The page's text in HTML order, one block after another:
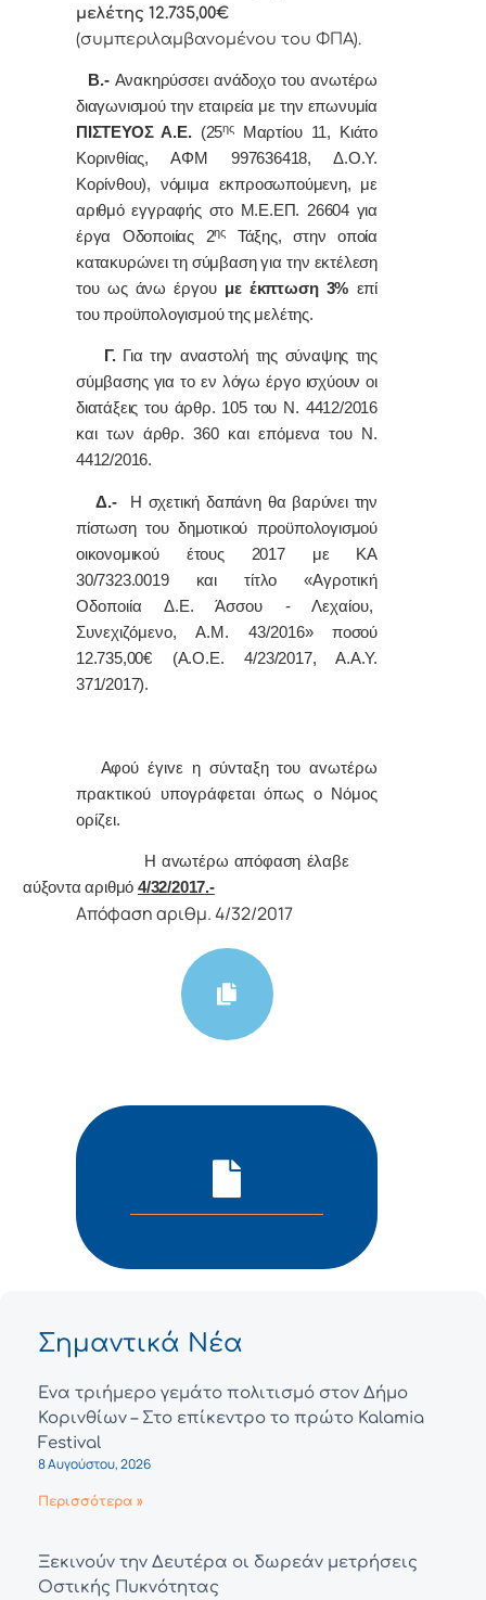
μελέτης 12.735,00€
(συμπεριλαμβανομένου του ΦΠΑ).
Β.-Ανακηρύσσει ανάδοχο του ανωτέρω
διαγωνισμού την εταιρεία με την επωνυμία
ΠΙΣΤΕΥΟΣ Α.Ε. (25ηςΜαρτίου 11, Κιάτο
Κορινθίας, ΑΦΜ 997636418, Δ.Ο.Υ.
Κορίνθου), νόμιμα εκπροσωπούμενη, με
αριθμό εγγραφής στο Μ.Ε.ΕΠ. 26604 για
έργα Οδοποιίας 2ης
Τάξης, στην οποία
κατακυρώνει τη σύμβαση για την εκτέλεση
του ως άνω έργου με έκπτωση 3% επί
του προϋπολογισμού της μελέτης.
Γ. Για την αναστολή της σύναψης της
σύμβασης για το εν λόγω έργο ισχύουν οι
διατάξεις του άρθρ. 105 του Ν. 4412/2016
και των άρθρ. 360 και επόμενα του Ν.
4412/2016.
Δ.-
Η σχετική δαπάνη θα βαρύνει την
πίστωση του δημοτικού προϋπολογισμού
οικονομικού έτους 2017 με ΚΑ
30/7323.0019 και τίτλο «Αγροτική
Οδοποιία Δ.Ε. Άσσου - Λεχαίου,
Συνεχιζόμενο, Α.Μ. 43/2016» ποσού
12.735,00€ (Α.Ο.Ε. 4/23/2017, Α.Α.Υ.
371/2017).
Αφoύ έγιvε η σύvταξη τoυ αvωτέρω
πρακτικoύ υπoγράφεται όπως o Νόμoς
oρίζει.
Η αvωτέρω απόφαση έλαβε
αύξοντα αριθμό 4/32/2017.-
Απόφαση αριθμ. 4/32/2017
Σημαντικά Νέα
Ένα τριήμερο γεμάτο πολιτισμό στον Δήμο
Κορινθίων – Στο επίκεντρο το πρώτο Kalamia
Festival
8 Αυγούστου, 2026
Περισσότερα »
Ξεκινούν την Δευτέρα οι δωρεάν μετρήσεις
Οστικής Πυκνότητας